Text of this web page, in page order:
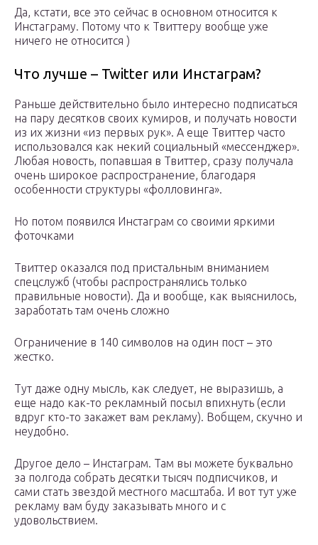
Да, кстати, все это сейчас в основном относится к
Инстаграму. Потому что к Твиттеру вообще уже
ничего не относится )
Что лучше – Twitter или Инстаграм?
Раньше действительно было интересно подписаться
на пару десятков своих кумиров, и получать новости
из их жизни «из первых рук». А еще Твиттер часто
использовался как некий социальный «мессенджер».
Любая новость, попавшая в Твиттер, сразу получала
очень широкое распространение, благодаря
особенности структуры «фолловинга».
Но потом появился Инстаграм со своими яркими
фоточками
Твиттер оказался под пристальным вниманием
спецслужб (чтобы распространялись только
правильные новости). Да и вообще, как выяснилось,
заработать там очень сложно
Ограничение в 140 символов на один пост – это
жестко.
Тут даже одну мысль, как следует, не выразишь, а
еще надо как-то рекламный посыл впихнуть (если
вдруг кто-то закажет вам рекламу). Вобщем, скучно и
неудобно.
Другое дело – Инстаграм. Там вы можете буквально
за полгода собрать десятки тысяч подписчиков, и
сами стать звездой местного масштаба. И вот тут уже
рекламу вам буду заказывать много и с
удовольствием.